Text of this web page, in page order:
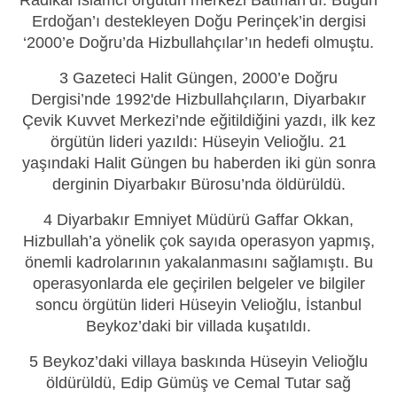
Erdoğan’ı destekleyen Doğu Perinçek’in dergisi
‘2000’e Doğru’da Hizbullahçılar’ın hedefi olmuştu.
3 Gazeteci Halit Güngen, 2000’e Doğru
Dergisi’nde 1992'de Hizbullahçıların, Diyarbakır
Çevik Kuvvet Merkezi’nde eğitildiğini yazdı, ilk kez
örgütün lideri yazıldı: Hüseyin Velioğlu. 21
yaşındaki Halit Güngen bu haberden iki gün sonra
derginin Diyarbakır Bürosu’nda öldürüldü.
4 Diyarbakır Emniyet Müdürü Gaffar Okkan,
Hizbullah’a yönelik çok sayıda operasyon yapmış,
önemli kadrolarının yakalanmasını sağlamıştı. Bu
operasyonlarda ele geçirilen belgeler ve bilgiler
soncu örgütün lideri Hüseyin Velioğlu, İstanbul
Beykoz’daki bir villada kuşatıldı.
5 Beykoz’daki villaya baskında Hüseyin Velioğlu
öldürüldü, Edip Gümüş ve Cemal Tutar sağ